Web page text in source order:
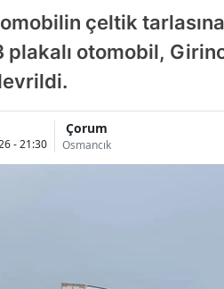
çeltik
otomobil,
- 21:30
Çorum
Osmancık